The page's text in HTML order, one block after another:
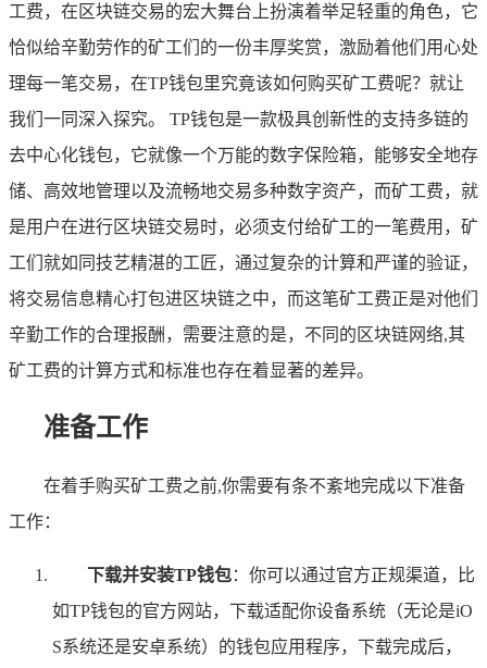
工费，在区块链交易的宏大舞台上扮演着举足轻重的角色，它
恰似给辛勤劳作的矿工们的一份丰厚奖赏，激励着他们用心处
理每一笔交易，在TP钱包里究竟该如何购买矿工费呢？就让
我们一同深入探究。 TP钱包是一款极具创新性的支持多链的
去中心化钱包，它就像一个万能的数字保险箱，能够安全地存
储、高效地管理以及流畅地交易多种数字资产，而矿工费，就
是用户在进行区块链交易时，必须支付给矿工的一笔费用，矿
工们就如同技艺精湛的工匠，通过复杂的计算和严谨的验证，
将交易信息精心打包进区块链之中，而这笔矿工费正是对他们
辛勤工作的合理报酬，需要注意的是，不同的区块链网络,其
矿工费的计算方式和标准也存在着显著的差异。
准备工作
在着手购买矿工费之前,你需要有条不紊地完成以下准备
工作：
下载并安装TP钱包：你可以通过官方正规渠道，比
如TP钱包的官方网站，下载适配你设备系统（无论是iO
S系统还是安卓系统）的钱包应用程序，下载完成后，